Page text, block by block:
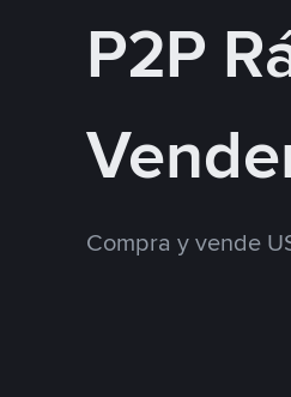
P2P
Compra y vende